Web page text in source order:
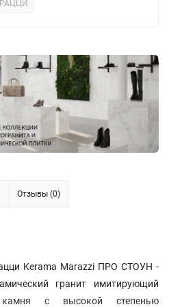
Отзывы (0)
Kerama Marazzi ПРО СТОУН -
гранит имитирующий
камня с высокой степенью